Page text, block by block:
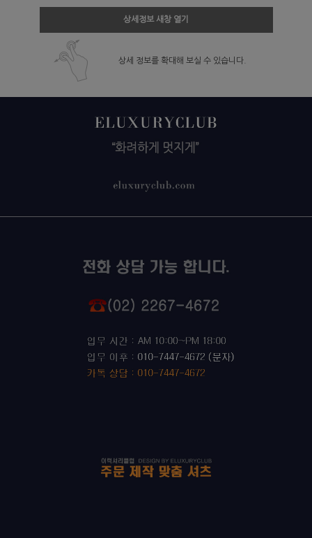
상세정보 새창 열기
상세 정보를 확대해 보실 수 있습니다.